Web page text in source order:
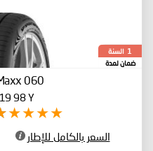
1 السنة
ضمان لمدة
060+
98 Y
السعر بالكامل للإطار